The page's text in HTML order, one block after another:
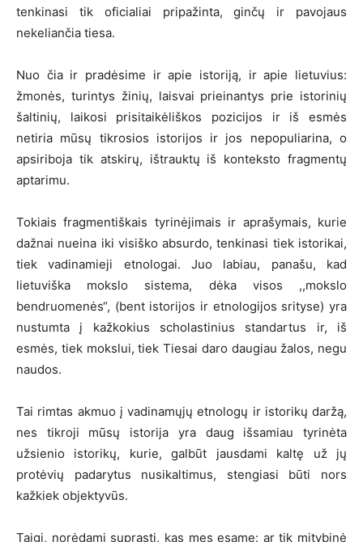
tenkinasi tik oficialiai pripažinta, ginčų ir pavojaus
nekeliančia tiesa.
Nuo čia ir pradėsime ir apie istoriją, ir apie lietuvius:
žmonės, turintys žinių, laisvai prieinantys prie istorinių
šaltinių, laikosi prisitaikėliškos pozicijos ir iš esmės
netiria mūsų tikrosios istorijos ir jos nepopuliarina, o
apsiriboja tik atskirų, ištrauktų iš konteksto fragmentų
aptarimu.
Tokiais fragmentiškais tyrinėjimais ir aprašymais, kurie
dažnai nueina iki visiško absurdo, tenkinasi tiek istorikai,
tiek vadinamieji etnologai. Juo labiau, panašu, kad
lietuviška mokslo sistema, dėka visos ,,mokslo
bendruomenės“, (bent istorijos ir etnologijos srityse) yra
nustumta į kažkokius scholastinius standartus ir, iš
esmės, tiek mokslui, tiek Tiesai daro daugiau žalos, negu
naudos.
Tai rimtas akmuo į vadinamųjų etnologų ir istorikų daržą,
nes tikroji mūsų istorija yra daug išsamiau tyrinėta
užsienio istorikų, kurie, galbūt jausdami kaltę už jų
protėvių padarytus nusikaltimus, stengiasi būti nors
kažkiek objektyvūs.
Taigi, norėdami suprasti, kas mes esame: ar tik mitybinė